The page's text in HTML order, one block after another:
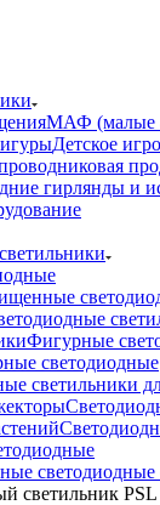
МАФ (малые
Детское
гирлянды и
Фигурные
светодиодные
светильники
светодиодные
светильник